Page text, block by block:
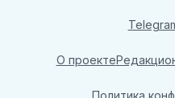
О проекте